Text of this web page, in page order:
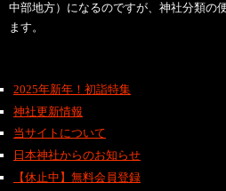
中部地方）になるのですが、神社分類の
ます。
2025年新年！初詣特集
神社更新情報
当サイトについて
日本神社からのお知らせ
【休止中】無料会員登録